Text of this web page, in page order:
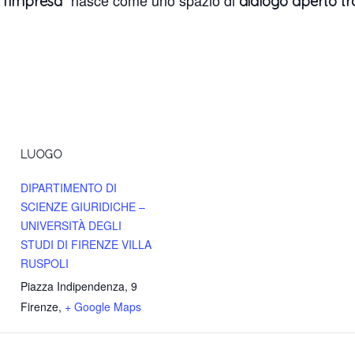
LUOGO
DIPARTIMENTO DI
SCIENZE GIURIDICHE –
UNIVERSITÀ DEGLI
STUDI DI FIRENZE VILLA
RUSPOLI
Piazza Indipendenza, 9
Firenze, + Google Maps